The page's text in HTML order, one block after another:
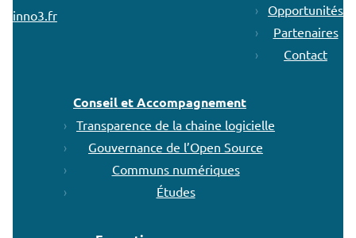
inno3.fr
Opportunités
Partenaires
Contact
Conseil et Accompagnement
Transparence de la chaine logicielle
Gouvernance de l’Open Source
Communs numériques
Études